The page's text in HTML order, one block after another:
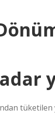
tüketilen